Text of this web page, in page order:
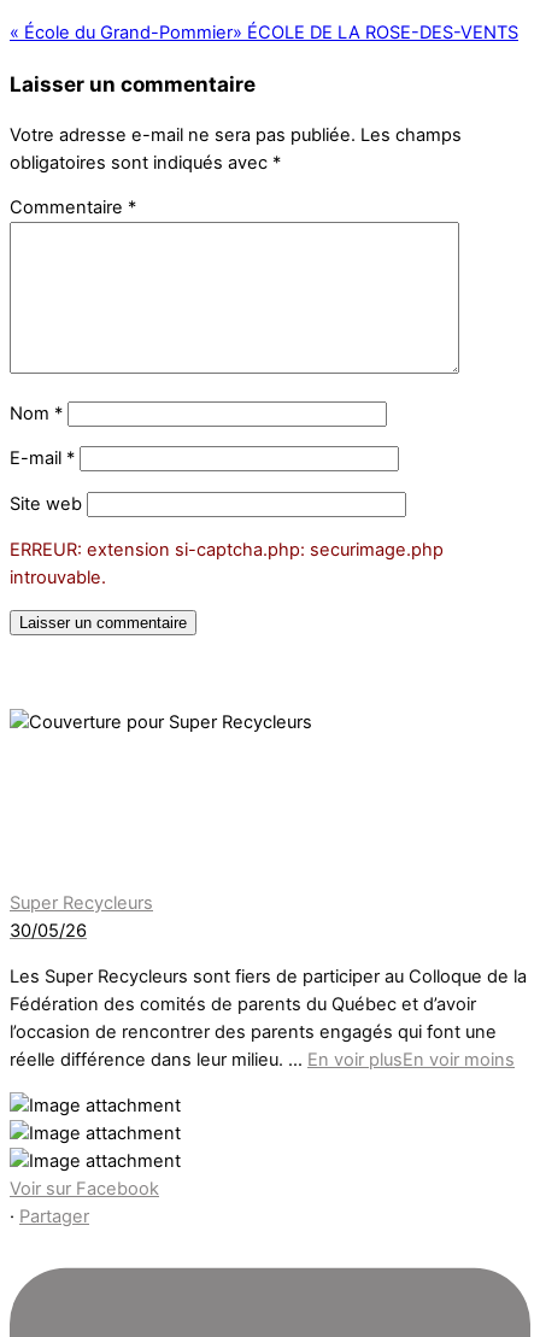
« École du Grand-Pommier» ÉCOLE DE LA ROSE-DES-VENTS
Laisser un commentaire
Votre adresse e-mail ne sera pas publiée. Les champs
obligatoires sont indiqués avec *
Commentaire *
Nom *
E-mail *
Site web
ERREUR: extension si-captcha.php: securimage.php
introuvable.
Super Recycleurs
30/05/26
Les Super Recycleurs sont fiers de participer au Colloque de la
Fédération des comités de parents du Québec et d’avoir
l’occasion de rencontrer des parents engagés qui font une
réelle différence dans leur milieu. ... En voir plusEn voir moins
Voir sur Facebook
· Partager